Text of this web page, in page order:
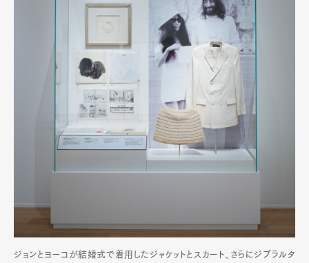
ジョンとヨーコが結婚式で着用したジャケットとスカート、さらにジブラルタ